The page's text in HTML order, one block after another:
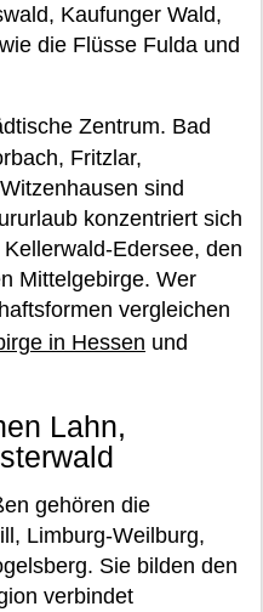
Kaufunger Wald,
die Flüsse Fulda und
Zentrum. Bad
Fritzlar,
sind
konzentriert sich
Edersee, den
Mittelgebirge. Wer
vergleichen
in Hessen und
Lahn,
gehören die
Limburg-Weilburg,
Sie bilden den
verbindet